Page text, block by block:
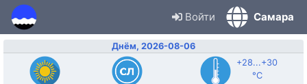
Войти Самара
Днём, 2026-08-06
+28...+30
°C